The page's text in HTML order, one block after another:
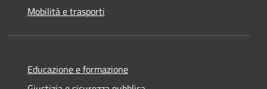
Mobilità e trasporti
Educazione e formazione